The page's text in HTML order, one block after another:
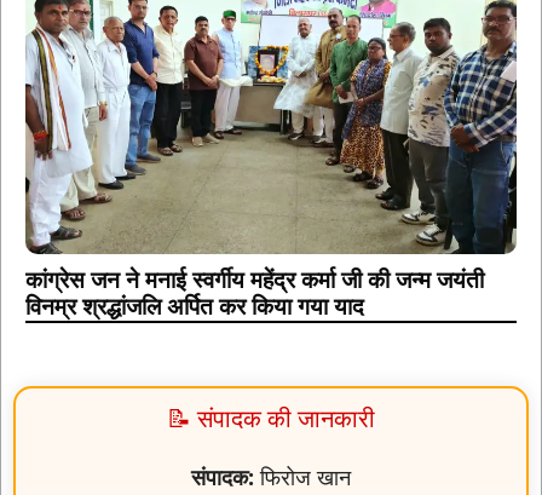
कांग्रेस जन ने मनाई स्वर्गीय महेंद्र कर्मा जी की जन्म जयंती
विनम्र श्रद्धांजलि अर्पित कर किया गया याद
📝 संपादक की जानकारी
संपादक: फिरोज खान